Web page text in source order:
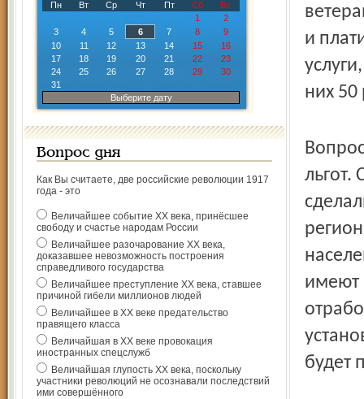
Пн
Вт Ср Чт Пт Сб
Вс
1
2
3
4 5 6 7 8
9
10
11 12 13 14 15
16
17
18 19 20 21 22
23
24
25 26 27 28 29
30
31
Выберите дату
Вопрос дня
Как Вы считаете, две российские революции 1917
года - это
Величайшее событие ХХ века, принёсшее
свободу и счастье народам России
Величайшее разочарование ХХ века,
доказавшее невозможность построения
справедливого государства
Величайшее преступление ХХ века, ставшее
причиной гибели миллионов людей
Величайшее в ХХ веке предательство
правящего класса
Величайшая в ХХ веке провокация
иностранных спецслужб
Величайшая глупость ХХ века, поскольку
участники революций не осознавали последствий
ими совершённого
и
них 50
льгот.
имеют
будет